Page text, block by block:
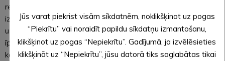
regulāra pļaušana, apstrāde ļauj saglabāt kontroli pār tā
izplatību. Sosnovska latvāņa ierobežošana ir kopīgs
uzdevums, kurā jāiesaistās gan pašvaldībai, gan zemju
īpašniekiem, gan sabiedrībai kopumā. Katru gadu tiek
konstatēti īpašumi, kuros nepietiekami vai vispār netiek veikta
Jūs varat piekrist visām sīkdatnēm, noklikšķinot uz pogas
“Piekrītu” vai noraidīt papildu sīkdatņu izmantošanu,
klikšķinot uz pogas “Nepiekrītu”. Gadījumā, ja izvēlēsieties
klikšķināt uz “Nepiekrītu”, jūsu datorā tiks saglabātas tikai